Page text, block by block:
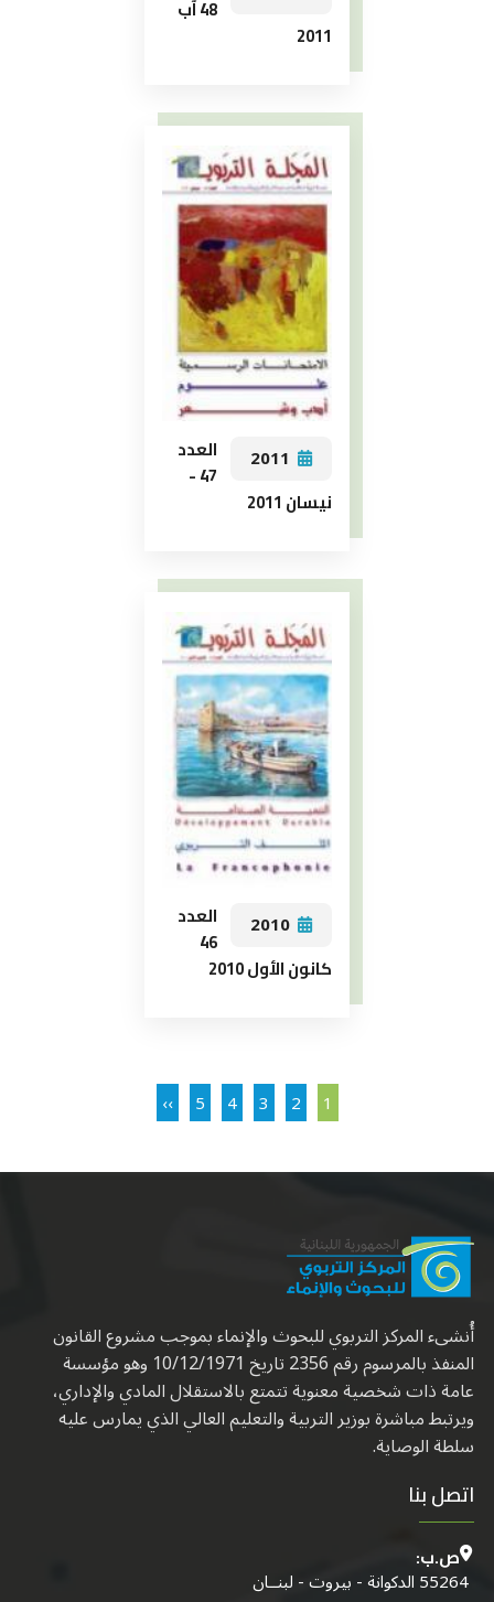
48 آب
2011
2011
العدد
47 -
نيسان 2011
2010
العدد
46
كانون الأول 2010
Current page1
Page
2
Page
3
Page
4
Page
5
Next page
››
أُنشىء المركز التربوي للبحوث والإنماء بموجب مشروع القانون
المنفذ بالمرسوم رقم 2356 تاريخ 10/12/1971 وهو مؤسسة
عامة ذات شخصية معنوية تتمتع بالاستقلال المادي والإداري،
ويرتبط مباشرة بوزير التربية والتعليم العالي الذي يمارس عليه
سلطة الوصاية.
اتصل بنا
ص.ب:
55264 الدكوانة - بيروت - لبنــان